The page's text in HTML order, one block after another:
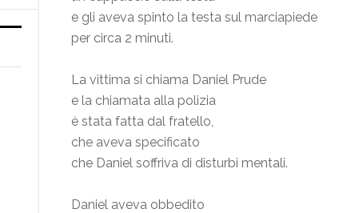
e gli aveva spinto la testa sul marciapiede
per circa 2 minuti.
La vittima si chiama Daniel Prude
e la chiamata alla polizia
è stata fatta dal fratello,
che aveva specificato
che Daniel soffriva di disturbi mentali.
Daniel aveva obbedito